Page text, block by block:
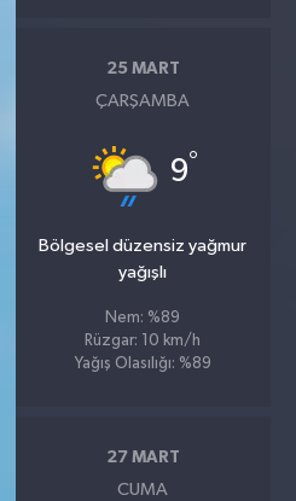
25 MART
ÇARŞAMBA
9°
Bölgesel düzensiz yağmur
yağışlı
Nem: %89
Rüzgar: 10 km/h
Yağış Olasılığı: %89
27 MART
CUMA